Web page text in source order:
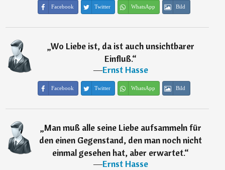
Facebook Twitter WhatsApp Bild
„Wo Liebe ist, da ist auch unsichtbarer
Einfluß.“
―Ernst Hasse
Facebook Twitter WhatsApp Bild
„Man muß alle seine Liebe aufsammeln für
den einen Gegenstand, den man noch nicht
einmal gesehen hat, aber erwartet.“
―Ernst Hasse